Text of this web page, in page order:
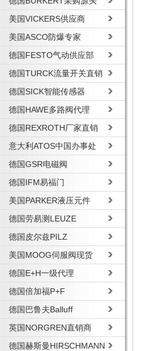
美国VICKERS供应商
美国ASCO防爆专家
德国FESTO气动供应部
德国TURCK流量开关直销
德国SICK智能传感器
德国HAWE多路阀代理
德国REXROTH厂家直销
意大利ATOS中国办事处
德国GSR电磁阀
德国IFM易福门
美国PARKER液压元件
德国劳易测LEUZE
德国皮尔兹PILZ
美国MOOG伺服阀现货
德国E+H一级代理
德国倍加福P+F
德国巴鲁夫Balluff
英国NORGREN直销商
德国赫斯曼HIRSCHMANN